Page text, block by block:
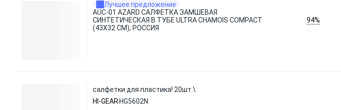
Лучшее предложение
AUC-01 AZARD САЛФЕТКА ЗАМШЕВАЯ
СИНТЕТИЧЕСКАЯ В ТУБЕ ULTRA CHAMOIS COMPACT
(43Х32 СМ), РОССИЯ
94%
салфетки для пластика! 20шт.\
HI-GEAR HG5602N